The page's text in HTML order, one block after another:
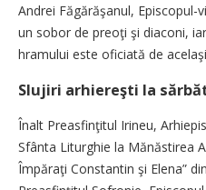
Andrei Făgărăşanul, Episcopul-
un sobor de preoţi şi diaconi,
hramului este oficiată de
Slujiri arhiereşti la
Înalt Preasfinţitul Irineu,
Sfânta Liturghie la Mănăstirea
Împăraţi Constantin şi Elena”